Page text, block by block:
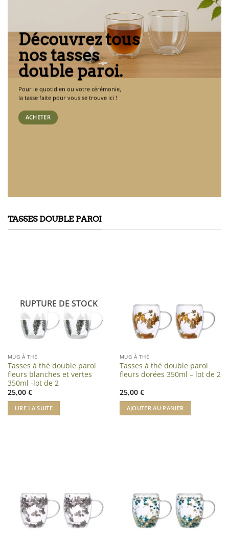
Découvrez tous
nos tasses
double paroi.
Pour le quotidien ou votre cérémonie,
la tasse faite pour vous se trouve ici !
ACHETER
TASSES DOUBLE PAROI
RUPTURE DE STOCK
MUG À THÉ
Tasses à thé double paroi
fleurs blanches et vertes
350ml -lot de 2
25,00 €
LIRE LA SUITE
MUG À THÉ
Tasses à thé double paroi
fleurs dorées 350ml – lot de 2
25,00 €
AJOUTER AU PANIER